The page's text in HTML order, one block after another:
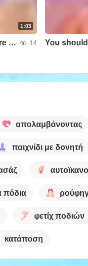
1:03
I love the sensation of pleasure you cause in my pussy 14
απολαμβάνοντας
παιχνίδι με δονητή
πόδια
φετίχ ποδιών
κατάποση